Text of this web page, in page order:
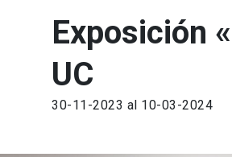
Exposición
UC
30-11-2023 al 10-03-2024